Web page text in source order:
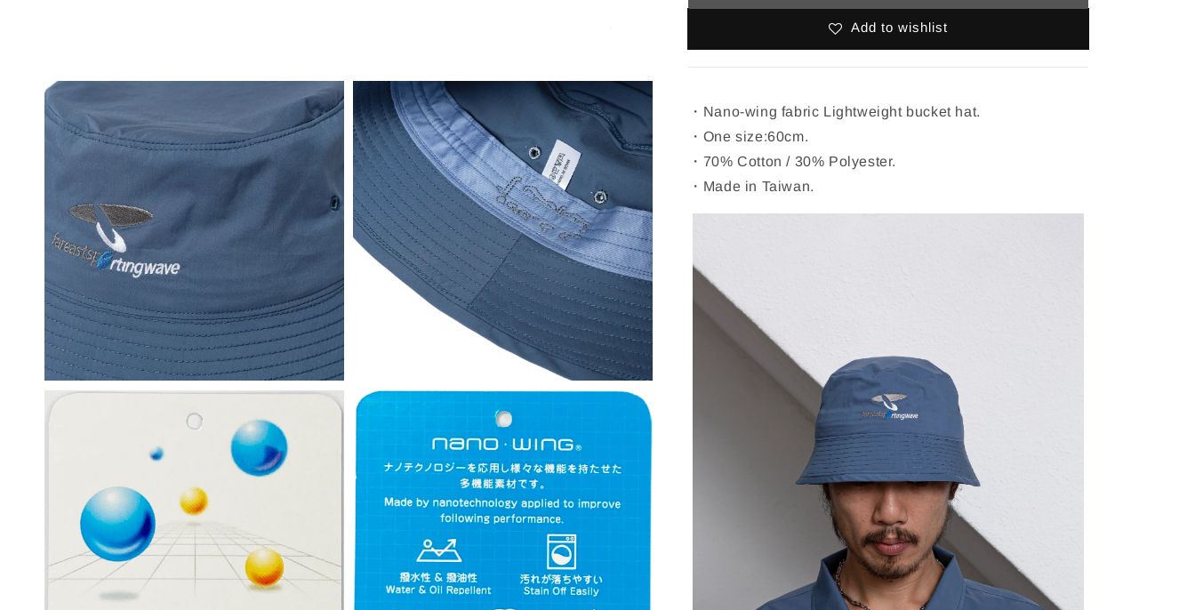
Add to wishlist
・Nano-wing fabric Lightweight bucket hat.
・One size:60cm.
・70% Cotton / 30% Polyester.
・Made in Taiwan.